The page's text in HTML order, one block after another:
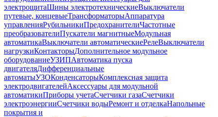
электрощитаШины электротехническиеВыключатели
путевые, концевыеТрансформаторыАппаратура
управленияРубильникиПредохранителиЧастотные
преобразователиПускатели магнитныеМодульная
автоматикаВыключатели автоматическиеРелеВыключатели
нагрузкиКонтакторыДополнительное модульное
оборудованиеУЗИПАвтоматика пуска
двигателяДифференциальные
автоматыУЗОКонденсаторыКомплексная защита
электродвигателейАксессуары для модульной
автоматикиПриборы учетаСчетчики газаСчетчики
электроэнергииСчетчики водыРемонт и отделкаНапольные
покрытия и